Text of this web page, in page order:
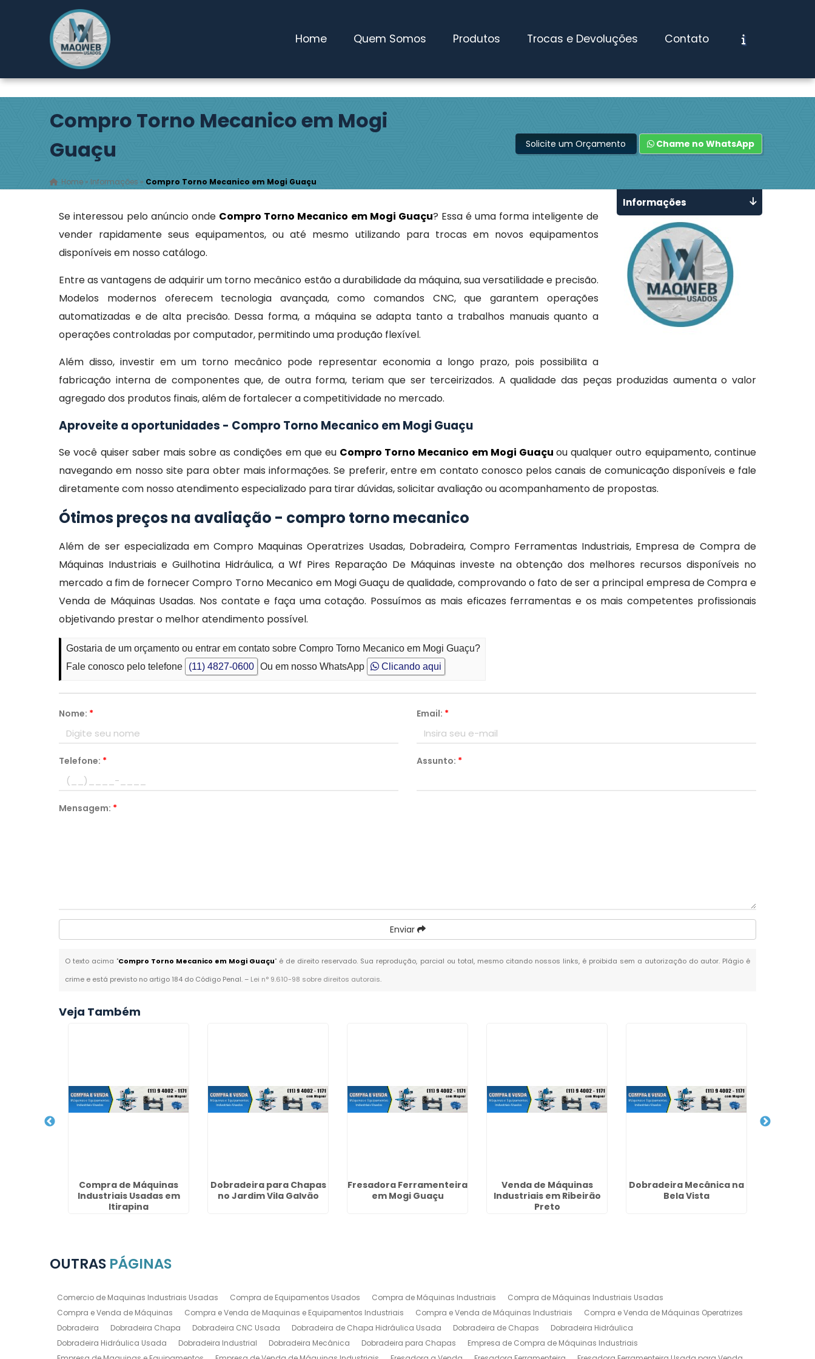
Rodovia Índio Tibiriçá, 2149
- Pouso Alegre - Ribeirão
(11) 4827-0600
maqwebusados@gmail.com
Home Quem Somos Produtos Trocas e Devoluções Contato
Compro Torno Mecanico em Mogi
Guaçu
Home » Informações » Compro Torno Mecanico em Mogi Guaçu
Solicite um Orçamento Chame no WhatsApp
Se interessou pelo anúncio onde Compro Torno Mecanico em Mogi Guaçu? Essa é uma forma inteligente de
vender rapidamente seus equipamentos, ou até mesmo utilizando para trocas em novos equipamentos
disponíveis em nosso catálogo.
Entre as vantagens de adquirir um torno mecânico estão a durabilidade da máquina, sua versatilidade e precisão.
Modelos modernos oferecem tecnologia avançada, como comandos CNC, que garantem operações
automatizadas e de alta precisão. Dessa forma, a máquina se adapta tanto a trabalhos manuais quanto a
operações controladas por computador, permitindo uma produção flexível.
Além disso, investir em um torno mecânico pode representar economia a longo prazo, pois possibilita a
fabricação interna de componentes que, de outra forma, teriam que ser terceirizados. A qualidade das peças produzidas aumenta o valor
agregado dos produtos finais, além de fortalecer a competitividade no mercado.
Aproveite a oportunidades - Compro Torno Mecanico em Mogi Guaçu
Se você quiser saber mais sobre as condições em que eu Compro Torno Mecanico em Mogi Guaçuou qualquer outro equipamento, continue
navegando em nosso site para obter mais informações. Se preferir, entre em contato conosco pelos canais de comunicação disponíveis e fale
diretamente com nosso atendimento especializado para tirar dúvidas, solicitar avaliação ou acompanhamento de propostas.
Ótimos preços na avaliação - compro torno mecanico
Além de ser especializada em Compro Maquinas Operatrizes Usadas, Dobradeira, Compro Ferramentas Industriais, Empresa de Compra de
Máquinas Industriais e Guilhotina Hidráulica, a Wf Pires Reparação De Máquinas investe na obtenção dos melhores recursos disponíveis no
mercado a fim de fornecer Compro Torno Mecanico em Mogi Guaçu de qualidade, comprovando o fato de ser a principal empresa de Compra e
Venda de Máquinas Usadas. Nos contate e faça uma cotação. Possuímos as mais eficazes ferramentas e os mais competentes profissionais
objetivando prestar o melhor atendimento possível.
Gostaria de um orçamento ou entrar em contato sobre Compro Torno Mecanico em Mogi Guaçu?
Fale conosco pelo telefone
(11) 4827-0600 Ou em nosso WhatsApp Clicando aqui
Nome: * Email: *
Telefone: * Assunto: *
Mensagem: *
Enviar
O texto acima "Compro Torno Mecanico em Mogi Guaçu" é de direito reservado. Sua reprodução, parcial ou total, mesmo citando nossos links, é proibida sem a autorização do autor. Plágio é
crime e está previsto no artigo 184 do Código Penal. – Lei n° 9.610-98 sobre direitos autorais.
Informações
Veja Também
Compra de Máquinas
Industriais Usadas em
Itirapina
Dobradeira para Chapas
no Jardim Vila Galvão
Fresadora Ferramenteira
em Mogi Guaçu
Venda de Máquinas
Industriais em Ribeirão
Preto
Dobradeira Mecânica na
Bela Vista
OUTRAS PÁGINAS
Comercio de Maquinas Industriais Usadas Compra de Equipamentos Usados Compra de Máquinas Industriais
Compra de Máquinas Industriais Usadas
Compra e Venda de Máquinas
Compra e Venda de Maquinas e Equipamentos Industriais Compra e Venda de Máquinas Industriais
Compra e Venda de Máquinas Operatrizes
Dobradeira
Dobradeira Chapa Dobradeira CNC Usada Dobradeira de Chapa Hidráulica Usada Dobradeira de Chapas
Dobradeira Hidráulica
Dobradeira Hidráulica Usada
Dobradeira Industrial Dobradeira Mecânica Dobradeira para Chapas
Empresa de Compra de Máquinas Industriais